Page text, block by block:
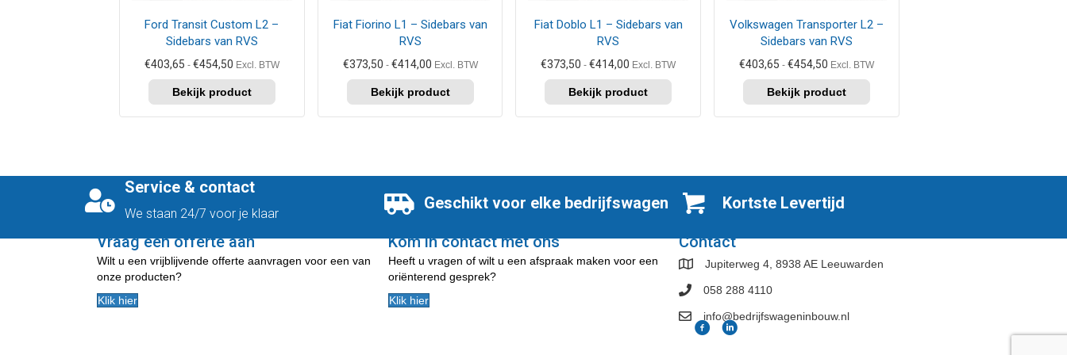
Ford Transit Custom L2 –
Sidebars van RVS
€403,65 - €454,50Prijsklasse:
tot
Excl. BTW
gekozen
worden
productpagina
Fiat Fiorino L1 – Sidebars van
RVS
€373,50 - €414,00Prijsklasse:
tot
Excl. BTW
gekozen
productpagina
Fiat Doblo L1 – Sidebars van
RVS
€373,50 - €414,00 Prijsklasse:
tot
Excl. BTW
gekozen
productpagina
Volkswagen Transporter L2 –
Sidebars van RVS
€403,65 - €454,50 Prijsklasse:
tot
Excl. BTW
gekozen
worden
productpagina
Service & contact
We staan 24/7 voor je klaar
Geschikt voor elke bedrijfswagen Kortste Levertijd
Vraag een offerte aan
Wilt u een vrijblijvende offerte aanvragen voor een van
onze producten?
Klik hier
Kom in contact met ons
Heeft u vragen of wilt u een afspraak maken voor een
oriënterend gesprek?
Klik hier
Contact
Jupiterweg 4, 8938 AE Leeuwarden
058 288 4110
info@bedrijfswageninbouw.nl